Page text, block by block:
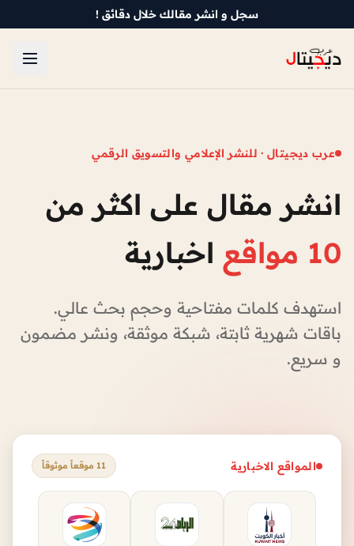
سجل و انشر مقالك خلال دقائق !
عرب ديجيتال · للنشر الإعلامي والتسويق الرقمي
انشر مقال على اكثر من
10 مواقع
اخبارية
استهدف كلمات مفتاحية وحجم بحث عالي.
باقات شهرية ثابتة، شبكة موثقة، ونشر مضمون
و سريع.
المواقع الاخبارية 11 موقعاً موثوقاً